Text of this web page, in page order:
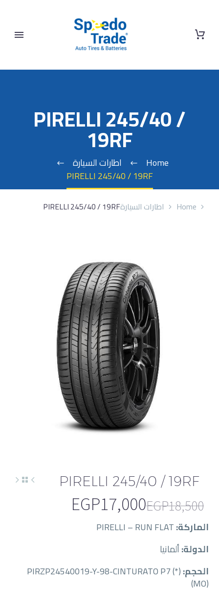
PIRELLI 245/40 /
19RF
Home
اطارات السيارة
PIRELLI 245/40 / 19RF
Home اطارات السيارةPIRELLI 245/40 / 19RF
PIRELLI 245/40 / 19RF
EGP18,500
السعر
الأصلي
هو:
EGP18,500.
EGP17,000
السعر
الحالي
هو:
EGP17,000.
الماركة:
الدولة:ألمانيا
الحجم:PIRZP24540019-Y-98-CINTURATO P7 (*)
(MO)